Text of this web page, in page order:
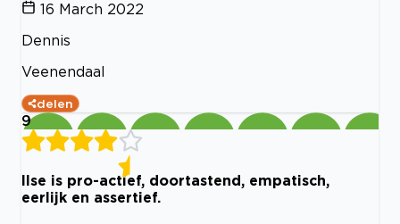
16 March 2022
Dennis
Veenendaal
delen
9
Ilse is pro-actief, doortastend, empatisch,
eerlijk en assertief.